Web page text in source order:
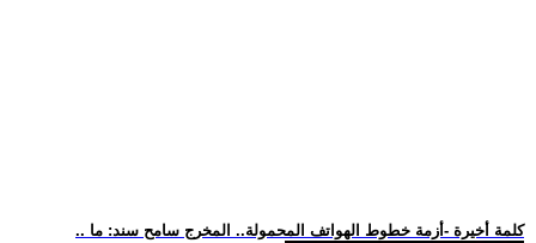
.. كلمة أخيرة -أزمة خطوط الهواتف المحمولة.. المخرج سامح سند: ما